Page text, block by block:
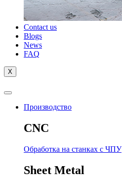
Contact us
Blogs
News
FAQ
X
Производство
CNC
Обработка на станках с ЧПУ
Sheet Metal